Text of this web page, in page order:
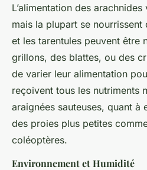
L’alimentation des arachnides
mais la plupart se nourrissent
et les tarentules peuvent être
grillons, des blattes, ou des
de varier leur alimentation
reçoivent tous les nutriments
araignées sauteuses, quant à
des proies plus petites
coléoptères.
Environnement et Humidité